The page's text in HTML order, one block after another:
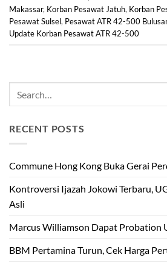
Makassar, Korban Pesawat Jatuh, Korban
Pesawat Sulsel, Pesawat ATR 42-500
Update Korban Pesawat ATR 42-500
RECENT POSTS
Commune Hong Kong Buka Gerai
Kontroversi Ijazah Jokowi Terbaru,
Asli
Marcus Williamson Dapat Probation
BBM Pertamina Turun, Cek Harga